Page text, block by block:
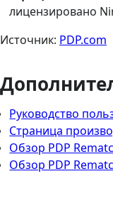
лицензировано
Источник: PDP.com
Руководство
Страница
Обзор PDP
Обзор PDP